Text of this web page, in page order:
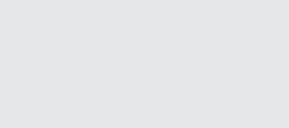
par to, kura ir